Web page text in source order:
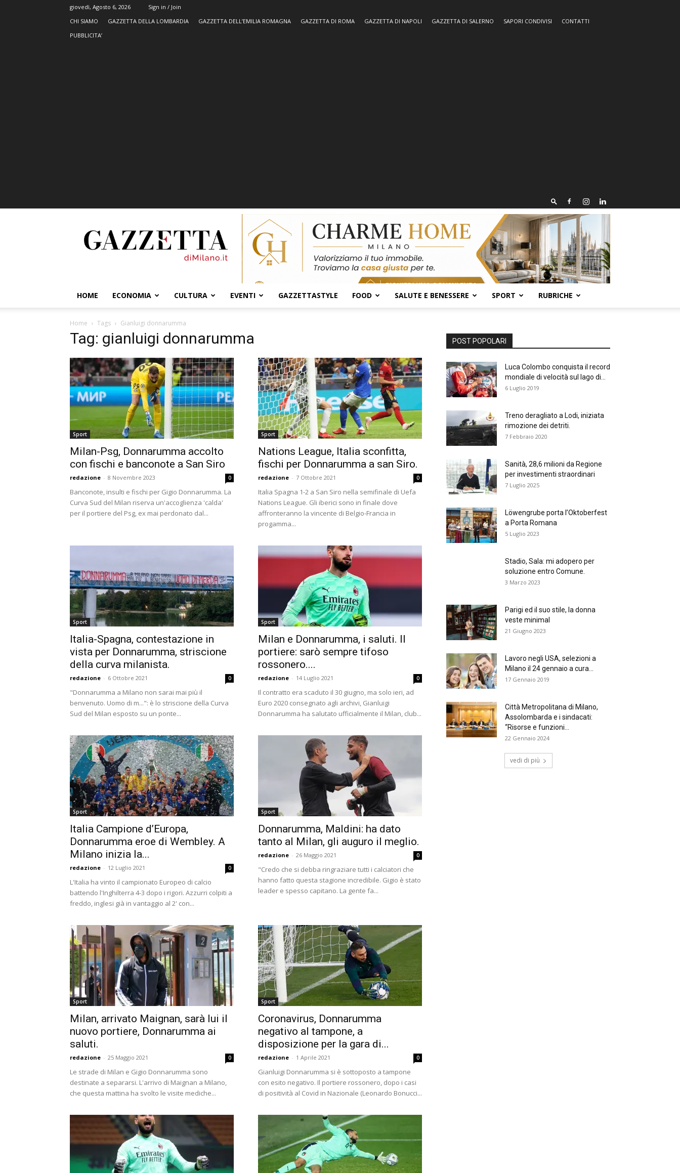
giovedì, Agosto 6, 2026
Sign in / Join
CHI SIAMO
GAZZETTA DELLA LOMBARDIA GAZZETTA DELL’EMILIA ROMAGNA GAZZETTA DI ROMA GAZZETTA DI NAPOLI GAZZETTA DI SALERNO SAPORI CONDIVISI
CONTATTI
PUBBLICITA’
HOME ECONOMIA CULTURA EVENTI GAZZETTASTYLE FOOD SALUTE E BENESSERE SPORT RUBRICHE
Home Tags Gianluigi donnarumma
Tag: gianluigi donnarumma
Sport
Milan-Psg, Donnarumma accolto
con fischi e banconote a San Siro
redazione - 8 Novembre 2023 0
Banconote, insulti e fischi per Gigio Donnarumma. La
Curva Sud del Milan riserva un'accoglienza 'calda'
per il portiere del Psg, ex mai perdonato dal...
Sport
Nations League, Italia sconfitta,
fischi per Donnarumma a san Siro.
redazione - 7 Ottobre 2021 0
Italia Spagna 1-2 a San Siro nella semifinale di Uefa
Nations League. Gli iberici sono in finale dove
affronteranno la vincente di Belgio-Francia in
progamma...
Sport
Italia-Spagna, contestazione in
vista per Donnarumma, striscione
della curva milanista.
redazione - 6 Ottobre 2021 0
"Donnarumma a Milano non sarai mai più il
benvenuto. Uomo di m...": è lo striscione della Curva
Sud del Milan esposto su un ponte...
Sport
Milan e Donnarumma, i saluti. Il
portiere: sarò sempre tifoso
rossonero....
redazione - 14 Luglio 2021 0
Il contratto era scaduto il 30 giugno, ma solo ieri, ad
Euro 2020 consegnato agli archivi, Gianluigi
Donnarumma ha salutato ufficialmente il Milan, club...
Sport
Italia Campione d’Europa,
Donnarumma eroe di Wembley. A
Milano inizia la...
redazione - 12 Luglio 2021 0
L'Italia ha vinto il campionato Europeo di calcio
battendo l'Inghilterra 4-3 dopo i rigori. Azzurri colpiti a
freddo, inglesi già in vantaggio al 2' con...
Sport
Donnarumma, Maldini: ha dato
tanto al Milan, gli auguro il meglio.
redazione - 26 Maggio 2021 0
"Credo che si debba ringraziare tutti i calciatori che
hanno fatto questa stagione incredibile. Gigio è stato
leader e spesso capitano. La gente fa...
Sport
Milan, arrivato Maignan, sarà lui il
nuovo portiere, Donnarumma ai
saluti.
redazione - 25 Maggio 2021 0
Le strade di Milan e Gigio Donnarumma sono
destinate a separarsi. L'arrivo di Maignan a Milano,
che questa mattina ha svolto le visite mediche...
Sport
Coronavirus, Donnarumma
negativo al tampone, a
disposizione per la gara di...
redazione - 1 Aprile 2021 0
Gianluigi Donnarumma si è sottoposto a tampone
con esito negativo. Il portiere rossonero, dopo i casi
di positività al Covid in Nazionale (Leonardo Bonucci...
POST POPOLARI
Luca Colombo conquista il record
mondiale di velocità sul lago di...
6 Luglio 2019
Treno deragliato a Lodi, iniziata
rimozione dei detriti.
7 Febbraio 2020
Sanità, 28,6 milioni da Regione
per investimenti straordinari
7 Luglio 2025
Löwengrube porta l’Oktoberfest
a Porta Romana
5 Luglio 2023
Stadio, Sala: mi adopero per
soluzione entro Comune.
3 Marzo 2023
Parigi ed il suo stile, la donna
veste minimal
21 Giugno 2023
Lavoro negli USA, selezioni a
Milano il 24 gennaio a cura...
17 Gennaio 2019
Città Metropolitana di Milano,
Assolombarda e i sindacati:
“Risorse e funzioni...
22 Gennaio 2024
vedi di più